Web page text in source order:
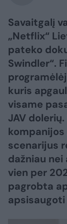
Savaitgalį
„Netflix“
pateko
Swindler“.
kuris
visame
JAV
kompanijos
scenarijus
dažniau
vien per
pagrobta